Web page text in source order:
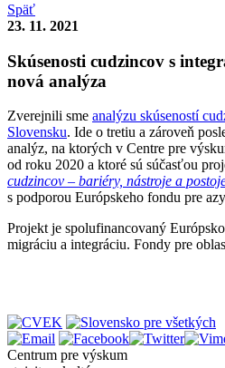
Späť
23. 11. 2021
Skúsenosti cudzincov s
nová analýza
Zverejnili sme analýzu skúseností
Slovensku. Ide o tretiu a zároveň
analýz, na ktorých v Centre pre
od roku 2020 a ktoré sú súčasťou
cudzincov – bariéry, nástroje a
s podporou Európskeho fondu pre
Projekt je spolufinancovaný
migráciu a integráciu. Fondy pre
Centrum pre výskum